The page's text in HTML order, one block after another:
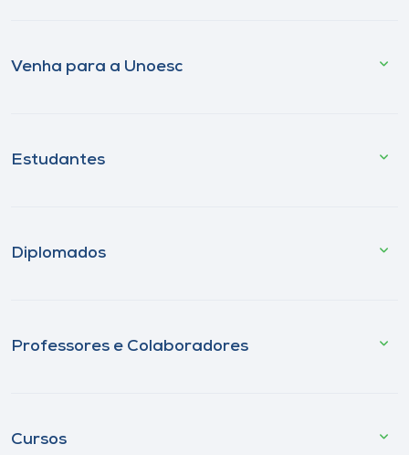
Venha para a Unoesc
Estudantes
Diplomados
Professores e Colaboradores
Cursos